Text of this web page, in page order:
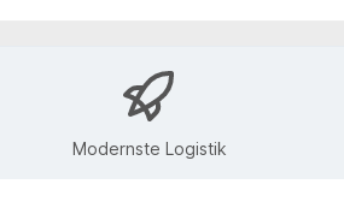
Modernste Logistik